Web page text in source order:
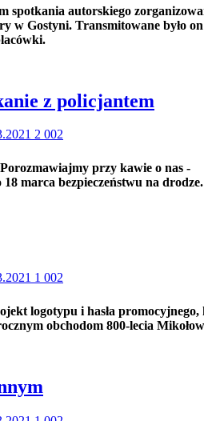
spotkania autorskiego
w Gostyni. Transmitowane było
z policjantem
przy kawie o nas -
18 marca bezpieczeństwu na drodze.
logotypu i hasła promocyjnego,
obchodom 800-lecia